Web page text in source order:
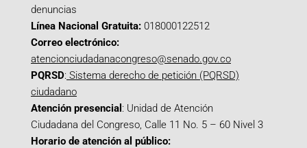
denuncias
Línea Nacional Gratuita: 018000122512
Correo electrónico:
atencionciudadanacongreso@senado.gov.co
PQRSD: Sistema derecho de petición (PQRSD)
ciudadano
Atención presencial : Unidad de Atención
Ciudadana del Congreso, Calle 11 No. 5 – 60 Nivel 3
Horario de atención al público: